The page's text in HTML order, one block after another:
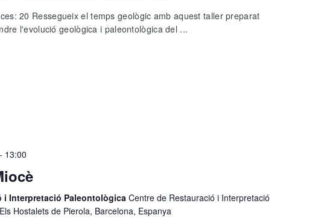
20 Ressegueix el temps geològic amb aquest taller preparat
l'evolució geològica i paleontològica del ...
- 13:00
i Interpretació Paleontològica Centre de Restauració i Interpretació
Hostalets de Pierola, Barcelona, Espanya